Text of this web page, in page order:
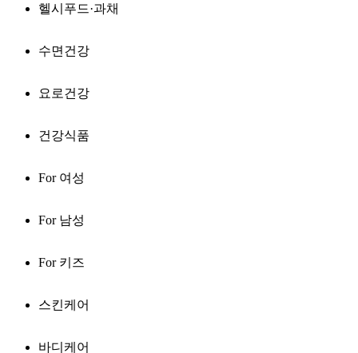
헬시푸드·과채
수면건강
요로건강
건강식품
For 여성
For 남성
For 키즈
스킨케어
바디케어